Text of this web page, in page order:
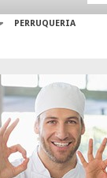
PERRUQUERIA